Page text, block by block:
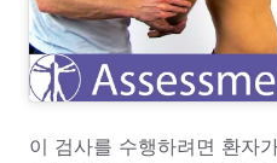
이 검사를 수행하려면 환자